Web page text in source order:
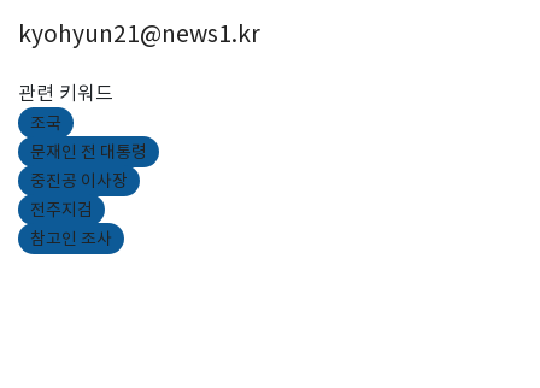
kyohyun21@news1.kr
관련 키워드
조국
문재인 전 대통령
중진공 이사장
전주지검
참고인 조사